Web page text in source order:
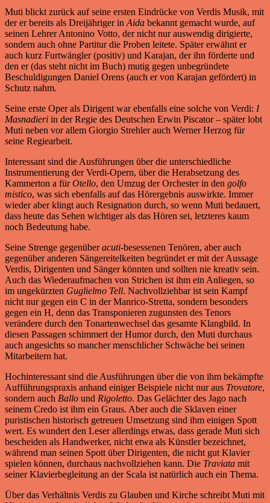
Muti blickt zurück auf seine ersten Eindrücke von Verdis Musik, mit
der er bereits als Dreijähriger inAida bekannt gemacht wurde, auf
seinen Lehrer Antonino Votto, der nicht nur auswendig dirigierte,
sondern auch ohne Partitur die Proben leitete. Später erwähnt er
auch kurz Furtwängler (positiv) und Karajan, der ihn förderte und
den er (das steht nicht im Buch) mutig gegen unbegründete
Beschuldigungen Daniel Orens (auch er von Karajan gefördert) in
Schutz nahm.
Seine erste Oper als Dirigent war ebenfalls eine solche von Verdi: I
Masnadieri in der Regie des Deutschen Erwin Piscator – später lobt
Muti neben vor allem Giorgio Strehler auch Werner Herzog für
seine Regiearbeit.
Interessant sind die Ausführungen über die unterschiedliche
Instrumentierung der Verdi-Opern, über die Herabsetzung des
Kammerton a fürOtello, den Umzug der Orchester in den golfo
mistico, was sich ebenfalls auf das Hörergebnis auswirkte. Immer
wieder aber klingt auch Resignation durch, so wenn Muti bedauert,
dass heute das Sehen wichtiger als das Hören sei, letzteres kaum
noch Bedeutung habe.
Seine Strenge gegenüberacuti-besessenen Tenören, aber auch
gegenüber anderen Sängereitelkeiten begründet er mit der Aussage
Verdis, Dirigenten und Sänger könnten und sollten nie kreativ sein.
Auch das Wiederaufmachen von Strichen ist ihm ein Anliegen, so
im ungekürzten Guglielmo Tell. Nachvollziehbar ist sein Kampf
nicht nur gegen ein C in der Manrico-Stretta, sondern besonders
gegen ein H, denn das Transponieren zugunsten des Tenors
verändere durch den Tonartenwechsel das gesamte Klangbild. In
diesen Passagen schimmert der Humor durch, den Muti durchaus
auch angesichts so mancher menschlicher Schwäche bei seinen
Mitarbeitern hat.
Hochinteressant sind die Ausführungen über die von ihm bekämpfte
Aufführungspraxis anhand einiger Beispiele nicht nur aus Trovatore,
sondern auch Ballo und Rigoletto. Das Gelächter des Jago nach
seinem Credo ist ihm ein Graus. Aber auch die Sklaven einer
puristischen historisch getreuen Umsetzung sind ihm einigen Spott
wert. Es wundert den Leser allerdings etwas, dass gerade Muti sich
bescheiden als Handwerker, nicht etwa als Künstler bezeichnet,
während man seinen Spott über Dirigenten, die nicht gut Klavier
spielen können, durchaus nachvollziehen kann. Die Traviata mit
seiner Klavierbegleitung an der Scala ist natürlich auch ein Thema.
Über das Verhältnis Verdis zu Glauben und Kirche schreibt Muti mit